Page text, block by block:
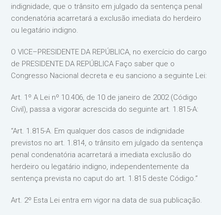
indignidade, que o trânsito em julgado da sentença penal
condenatória acarretará a exclusão imediata do herdeiro
ou legatário indigno.
O VICE–PRESIDENTE DA REPÚBLICA, no exercício do cargo
de PRESIDENTE DA REPÚBLICA Faço saber que o
Congresso Nacional decreta e eu sanciono a seguinte Lei:
Art. 1º A Lei nº 10.406, de 10 de janeiro de 2002 (Código
Civil), passa a vigorar acrescida do seguinte art. 1.815-A:
“Art. 1.815-A. Em qualquer dos casos de indignidade
previstos no art. 1.814, o trânsito em julgado da sentença
penal condenatória acarretará a imediata exclusão do
herdeiro ou legatário indigno, independentemente da
sentença prevista no caput do art. 1.815 deste Código.”
Art. 2º Esta Lei entra em vigor na data de sua publicação.